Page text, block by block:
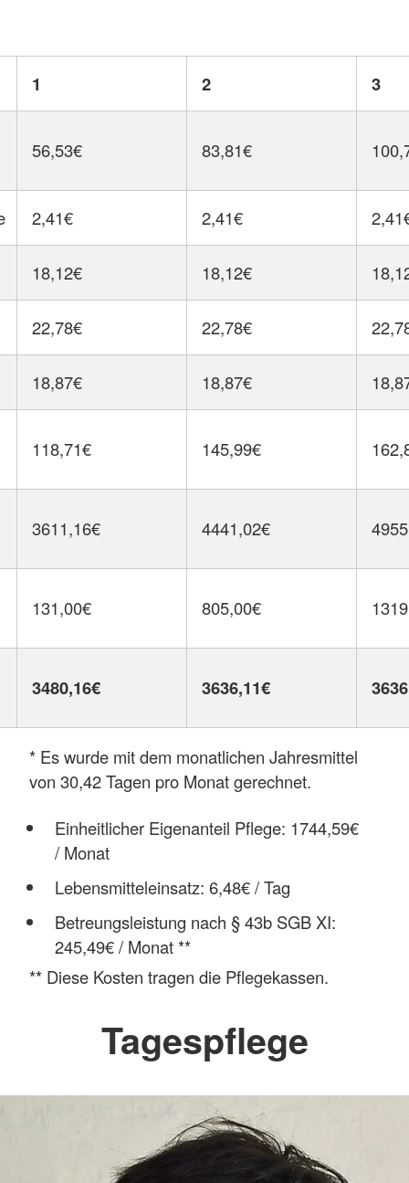
1 2 3
56,53€ 83,81€
2,41€ 2,41€
18,12€ 18,12€
22,78€ 22,78€
18,87€ 18,87€
118,71€ 145,99€
3611,16€ 4441,02€
131,00€ 805,00€
3480,16€ 3636,11€
* Es wurde mit dem monatlichen Jahresmittel
von 30,42 Tagen pro Monat gerechnet.
Einheitlicher Eigenanteil Pflege: 1744,59€
/ Monat
Lebensmitteleinsatz: 6,48€ / Tag
Betreungsleistung nach § 43b SGB XI:
245,49€ / Monat **
** Diese Kosten tragen die Pflegekassen.
Tagespflege